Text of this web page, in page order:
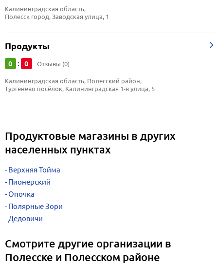
Калининградская область,
Полесск город, Заводская улица, 1
Продукты
0 : 0 Отзывы (0)
Калининградская область, Полесский район,
Тургенево посёлок, Калининградская 1-я улица, 5
Продуктовые магазины в других
населенных пунктах
Верхняя Тойма
Пионерский
Опочка
Полярные Зори
Дедовичи
Смотрите другие организации в
Полесске и Полесском районе